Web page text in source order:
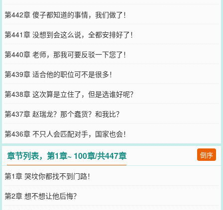
第442章 傻子都知道的事情，我们做了！
第441章 没想到会这么说，全都安排好了！
第440章 老师，那我可要反驳一下您了！
第439章 适合他的职位可不是很多！
第438章 这次算是立住了，但是选谁好呢？
第437章 赵瑞龙？那个蠢货？和我比？
第436章 不只人会匹配对手，国家也会！
章节列表，第1章~ 100章/共447章 倒序
第1章 哭坟你都找不到门路！
第2章 想不想让他后悔？